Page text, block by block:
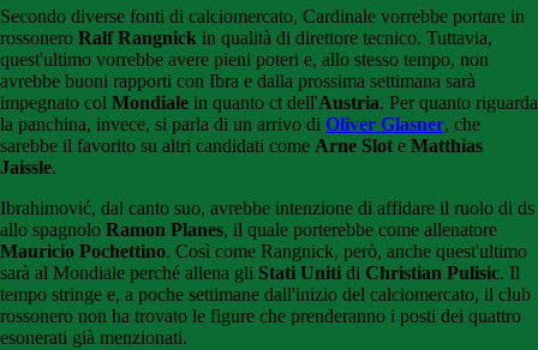
Secondo diverse fonti di calciomercato, Cardinale vorrebbe portare in
rossonero Ralf Rangnick in qualità di direttore tecnico. Tuttavia,
quest'ultimo vorrebbe avere pieni poteri e, allo stesso tempo, non
avrebbe buoni rapporti con Ibra e dalla prossima settimana sarà
impegnato col Mondiale in quanto ct dell'Austria. Per quanto riguarda
la panchina, invece, si parla di un arrivo di Oliver Glasner, che
sarebbe il favorito su altri candidati come Arne Slot e Matthias
Jaissle.
Ibrahimović, dal canto suo, avrebbe intenzione di affidare il ruolo di ds
allo spagnolo Ramon Planes, il quale porterebbe come allenatore
Mauricio Pochettino. Così come Rangnick, però, anche quest'ultimo
sarà al Mondiale perché allena gli Stati Uniti di Christian Pulisic. Il
tempo stringe e, a poche settimane dall'inizio del calciomercato, il club
rossonero non ha trovato le figure che prenderanno i posti dei quattro
esonerati già menzionati.